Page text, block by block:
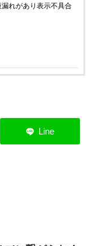
れがあり表示不具合